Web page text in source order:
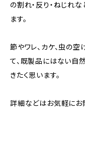
の割れ・反り・ねじれ
ます。
節やワレ、カケ、虫の
て、既製品にはない自
きたく思います。
詳細などはお気軽にお